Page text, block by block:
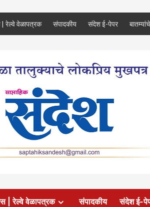
रेल्वे वेळापत्रक संपादकीय संदेश ई-पेपर
| रेल्वे वेळापत्रक संपादकीय संदेश ई-